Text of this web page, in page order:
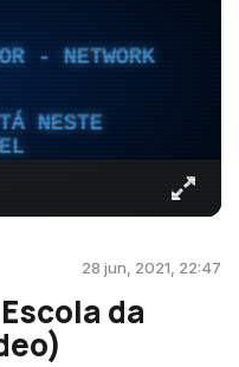
- NETWORK
NESTE
28 jun, 2021, 22:47
da